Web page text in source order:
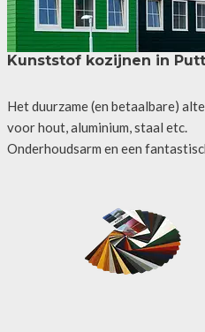
Kunststof kozijnen in
Het duurzame (en betaalbare)
voor hout, aluminium, staal etc.
Onderhoudsarm en een